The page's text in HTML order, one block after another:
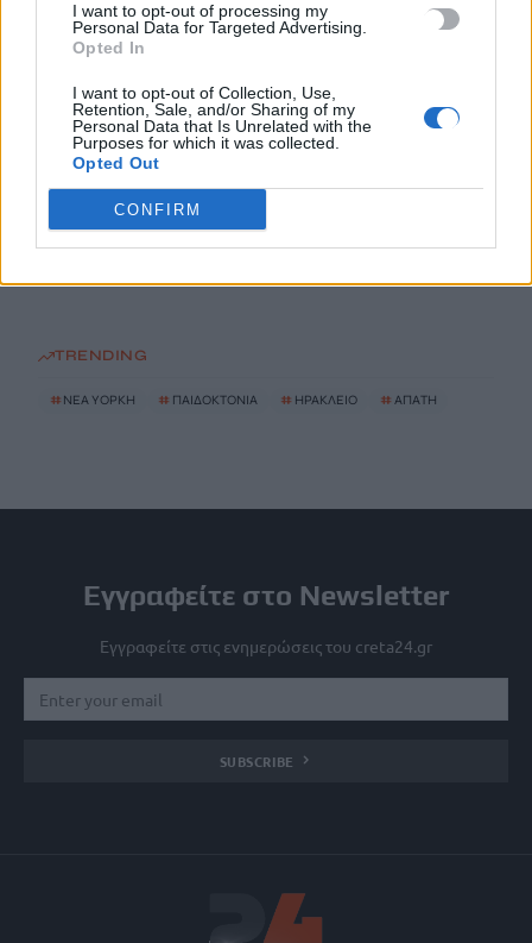
I want to opt-out of processing my
Personal Data for Targeted Advertising.
Opted In
I want to opt-out of Collection, Use,
Retention, Sale, and/or Sharing of my
Personal Data that Is Unrelated with the
Purposes for which it was collected.
Opted Out
CONFIRM
Θέρισσο
6 Αυγούστου, 2026
Ηράκλειο: Συνεχίζεται η ασφαλτόστρωση της λ. Ικάρου
6 Αυγούστου, 2026
Δήμος Βιάννου: Οι ώρες και οι μέρες λειτουργίας του
Γραφείου Δακοκτονίας
TRENDING
# ΝΈΑ ΥΌΡΚΗ # ΠΑΙΔΟΚΤΟΝΙΑ # ΗΡΑΚΛΕΙΟ # ΑΠΑΤΗ
Εγγραφείτε στο Newsletter
Εγγραφείτε στις ενημερώσεις του creta24.gr
SUBSCRIBE